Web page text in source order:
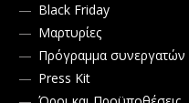
Black Friday
Μαρτυρίες
Πρόγραμμα συνεργατών
Press Kit